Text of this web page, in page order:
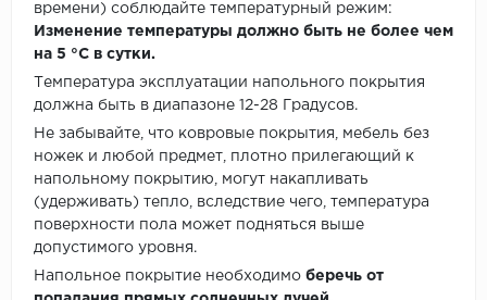
времени) соблюдайте температурный режим:
Изменение температуры должно быть не более чем
на 5 °C в сутки.
Температура эксплуатации напольного покрытия
должна быть в диапазоне 12-28 Градусов.
Не забывайте, что ковровые покрытия, мебель без
ножек и любой предмет, плотно прилегающий к
напольному покрытию, могут накапливать
(удерживать) тепло, вследствие чего, температура
поверхности пола может подняться выше
допустимого уровня.
Напольное покрытие необходимо беречь от